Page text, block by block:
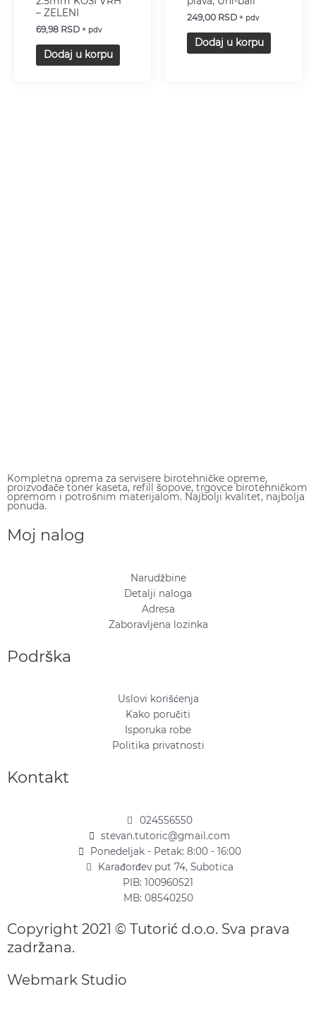
– ZELENI
69,98 RSD + pdv
Dodaj u korpu
249,00 RSD + pdv
Dodaj u korpu
Kompletna oprema za servisere birotehničke opreme,
proizvođače toner kaseta, refill šopove, trgovce birotehničkom
opremom i potrošnim materijalom. Najbolji kvalitet, najbolja
ponuda.
Moj nalog
Narudžbine
Detalji naloga
Adresa
Zaboravljena lozinka
Podrška
Uslovi korišćenja
Kako poručiti
Isporuka robe
Politika privatnosti
Kontakt
024556550
stevan.tutoric@gmail.com
Ponedeljak - Petak: 8:00 - 16:00
Karađorđev put 74, Subotica
PIB: 100960521
MB: 08540250
Copyright 2021 © Tutorić d.o.o. Sva prava
zadržana.
Webmark Studio